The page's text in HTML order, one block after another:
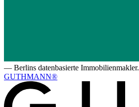
— Berlins datenbasierte Immobilienmakler.
GUTHMANN®